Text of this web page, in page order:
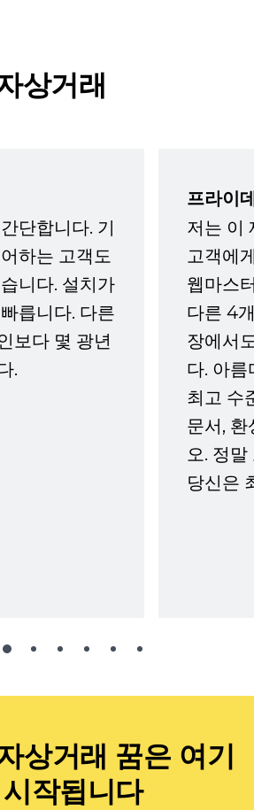
상거래
단합니다. 기
하는 고객도
니다. 설치가
릅니다. 다른
보다 몇 광년
.
프라이
저는 이
고객에
웹마스
다른 4
장에서
다. 아름
최고 수
문서,
오. 정
당신은
상거래 꿈은 여기
작됩니다